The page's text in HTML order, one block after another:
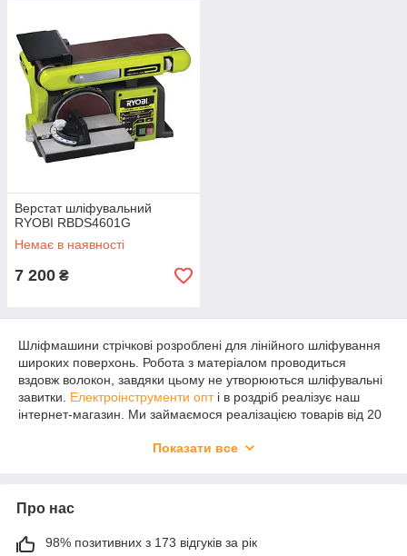
Верстат шліфувальний
RYOBI RBDS4601G
Немає в наявності
7 200 ₴
Шліфмашини стрічкові розроблені для лінійного шліфування
широких поверхонь. Робота з матеріалом проводиться
вздовж волокон, завдяки цьому не утворюються шліфувальні
завитки. Електроінструменти опті в роздріб реалізує наш
інтернет-магазин. Ми займаємося реалізацією товарів від 20
товари з офіційною гарантією від виробника.
технічними характеристиками. Одним з найважливіших
Показати все
Про нас
98% позитивних з 173 відгуків за рік